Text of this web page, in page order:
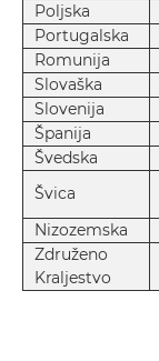
Poljska
Portugalska
Romunija
Slovaška
Slovenija
Španija
Švedska
Švica
Nizozemska
Združeno
Kraljestvo